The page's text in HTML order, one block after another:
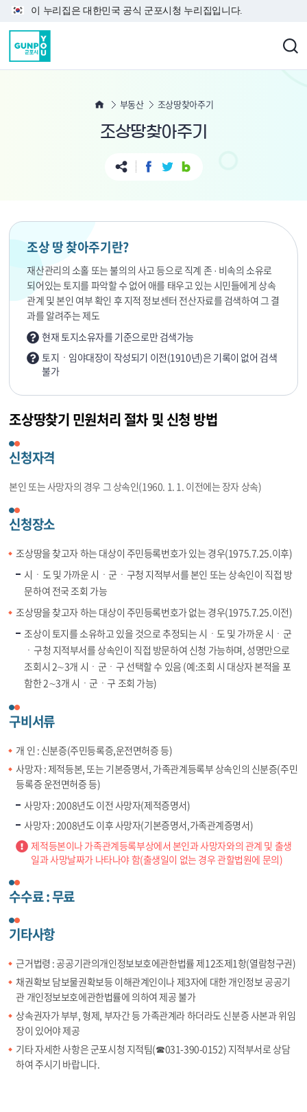
본문 바로가기
이 누리집은 대한민국 공식 군포시청 누리집입니다.
부동산 조상땅찾아주기
조상땅찾아주기
조상 땅 찾아주기란?
재산관리의 소홀 또는 불의의 사고 등으로 직계 존 · 비속의 소유로
되어있는 토지를 파악할 수 없어 애를 태우고 있는 시민들에게 상속
관계 및 본인 여부 확인 후 지적 정보센터 전산자료를 검색하여 그 결
과를 알려주는 제도
현재 토지소유자를 기준으로만 검색가능
토지ㆍ임야대장이 작성되기 이전(1910년)은 기록이 없어 검색
불가
조상땅찾기 민원처리 절차 및 신청 방법
신청자격
본인 또는 사망자의 경우 그 상속인(1960. 1. 1. 이전에는 장자 상속)
신청장소
조상땅을 찾고자 하는 대상이 주민등록번호가 있는 경우(1975.7.25.이후)
시ㆍ도 및 가까운 시ㆍ군ㆍ구청 지적부서를 본인 또는 상속인이 직접 방
문하여 전국 조회 가능
조상땅을 찾고자 하는 대상이 주민등록번호가 없는 경우(1975.7.25.이전)
조상이 토지를 소유하고 있을 것으로 추정되는 시ㆍ도 및 가까운 시ㆍ군
ㆍ구청 지적부서를 상속인이 직접 방문하여 신청 가능하며, 성명만으로
조회시 2∼3개 시ㆍ군ㆍ구 선택할 수 있음 (예:조회 시 대상자 본적을 포
함한 2∼3개 시ㆍ군ㆍ구 조회 가능)
구비서류
개 인 : 신분증(주민등록증,운전면허증 등)
사망자 : 제적등본, 또는 기본증명서, 가족관계등록부 상속인의 신분증(주민
등록증 운전면허증 등)
사망자 : 2008년도 이전 사망자(제적증명서)
사망자 : 2008년도 이후 사망자(기본증명서,가족관계증명서)
제적등본이나 가족관계등록부상에서 본인과 사망자와의 관계 및 출생
일과 사망날짜가 나타나야 함(출생일이 없는 경우 관할법원에 문의)
수수료 : 무료
기타사항
근거법령 : 공공기관의개인정보보호에관한법률 제12조제1항(열람청구권)
채권확보 담보물권확보등 이해관계인이나 제3자에 대한 개인정보 공공기
관 개인정보보호에관한법률에 의하여 제공 불가
상속권자가 부부, 형제, 부자간 등 가족관계라 하더라도 신분증 사본과 위임
장이 있어야 제공
기타 자세한 사항은 군포시청 지적팀(☎031-390-0152) 지적부서로 상담
하여 주시기 바랍니다.